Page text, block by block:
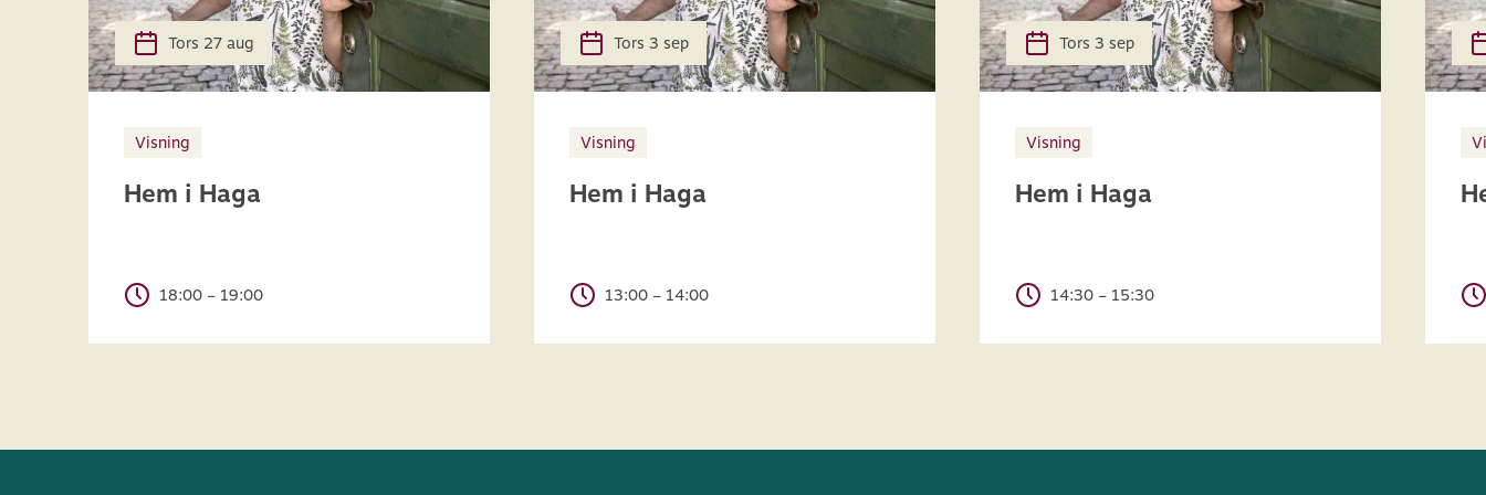
Tors 27 aug
Visning
Hem i Haga
18:00 – 19:00
Tors 3 sep
Visning
Hem i Haga
13:00 – 14:00
Tors 3 sep
Visning
Hem i Haga
14:30 – 15:30